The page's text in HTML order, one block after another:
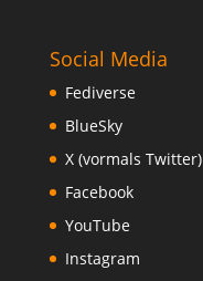
Social Media
Fediverse
BlueSky
X (vormals Twitter)
Facebook
YouTube
Instagram